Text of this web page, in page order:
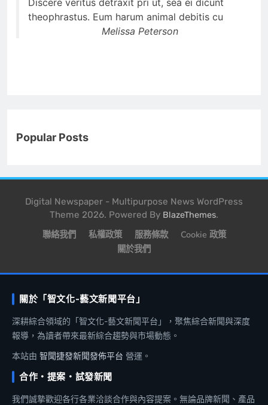
Discere veritus detraxit pri ut, sea ei dicunt
theophrastus. Eum harum animal debitis cu
Melissa Peterson
Popular Posts
Digital Newspaper - Multipurpose News WordPress
Theme 2026. Powered By BlazeThemes.
聯絡我們 私權政策 服務條款
Cookie 政策
關於我們
關於「智文化-藝文新聞平台」
深耕綜合領域的「智文化-藝文新聞平台」，聚焦綜合新聞與深度
報導，為讀者帶來最新綜合趨勢與市場動態。
本站由 智聞捷發新聞發佈平台 營運。
合作・提案・試發新聞
我們誠摯歡迎各行各業洽談合作與內容提案。無論品牌新聞、產品